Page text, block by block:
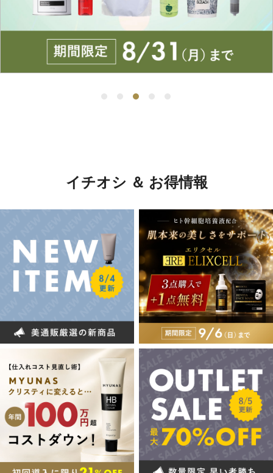
イチオシ ＆ お得情報